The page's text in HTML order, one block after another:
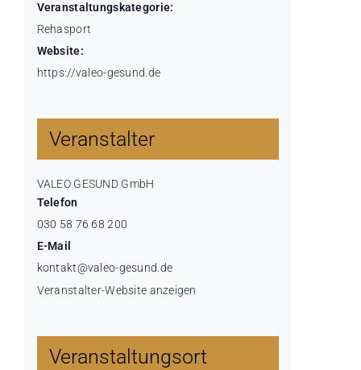
Veranstaltungskategorie:
Rehasport
Website:
https://valeo-gesund.de
Veranstalter
VALEO GESUND GmbH
Telefon
030 58 76 68 200
E-Mail
kontakt@valeo-gesund.de
Veranstalter-Website anzeigen
Veranstaltungsort